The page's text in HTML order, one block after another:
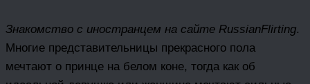
Знакомство с иностранцем на сайте RussianFlirting.
Многие представительницы прекрасного пола
мечтают о принце на белом коне, тогда как об